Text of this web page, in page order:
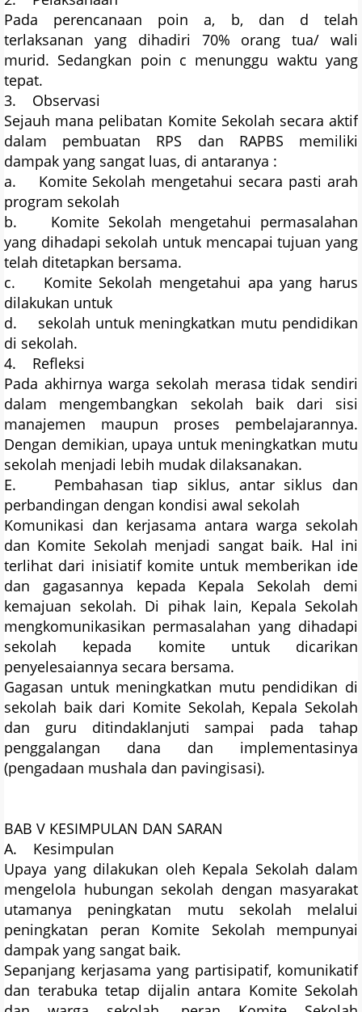
Pada perencanaan poin a, b, dan d telah
terlaksanan yang dihadiri 70% orang tua/ wali
murid. Sedangkan poin c menunggu waktu yang
tepat.
3. Observasi
Sejauh mana pelibatan Komite Sekolah secara aktif
dalam pembuatan RPS dan RAPBS memiliki
dampak yang sangat luas, di antaranya :
a. Komite Sekolah mengetahui secara pasti arah
program sekolah
b. Komite Sekolah mengetahui permasalahan
yang dihadapi sekolah untuk mencapai tujuan yang
telah ditetapkan bersama.
c. Komite Sekolah mengetahui apa yang harus
dilakukan untuk
d. sekolah untuk meningkatkan mutu pendidikan
di sekolah.
4. Refleksi
Pada akhirnya warga sekolah merasa tidak sendiri
dalam mengembangkan sekolah baik dari sisi
manajemen maupun proses pembelajarannya.
Dengan demikian, upaya untuk meningkatkan mutu
sekolah menjadi lebih mudak dilaksanakan.
E. Pembahasan tiap siklus, antar siklus dan
perbandingan dengan kondisi awal sekolah
Komunikasi dan kerjasama antara warga sekolah
dan Komite Sekolah menjadi sangat baik. Hal ini
terlihat dari inisiatif komite untuk memberikan ide
dan gagasannya kepada Kepala Sekolah demi
kemajuan sekolah. Di pihak lain, Kepala Sekolah
mengkomunikasikan permasalahan yang dihadapi
sekolah kepada komite untuk dicarikan
penyelesaiannya secara bersama.
Gagasan untuk meningkatkan mutu pendidikan di
sekolah baik dari Komite Sekolah, Kepala Sekolah
dan guru ditindaklanjuti sampai pada tahap
penggalangan dana dan implementasinya
(pengadaan mushala dan pavingisasi).
BAB V KESIMPULAN DAN SARAN
A. Kesimpulan
Upaya yang dilakukan oleh Kepala Sekolah dalam
mengelola hubungan sekolah dengan masyarakat
utamanya peningkatan mutu sekolah melalui
peningkatan peran Komite Sekolah mempunyai
dampak yang sangat baik.
Sepanjang kerjasama yang partisipatif, komunikatif
dan terabuka tetap dijalin antara Komite Sekolah